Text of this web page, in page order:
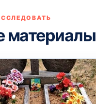
материалы